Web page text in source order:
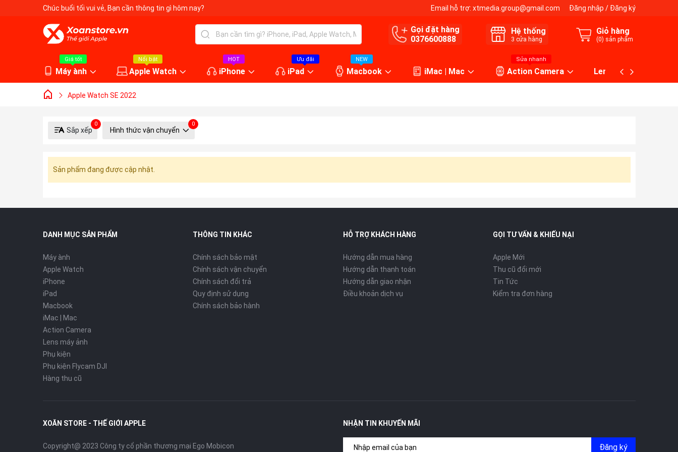
Chúc buổi tối vui vẻ, Bạn cần thông tin gì hôm nay? Email hỗ trợ: xtmedia.group@gmail.com Đăng nhập / Đăng ký
Gọi đặt hàng
0376600888
Hệ thống
3 cửa hàng
Giỏ hàng
(0) sản phẩm
Giá tốt
Máy ành
Nổi bật
Apple Watch
HOT
iPhone
Ưu đãi
iPad
NEW
Macbook iMac | Mac
Sửa nhanh
Action Camera Lens máy ảnh
Apple Watch SE 2022
Sắp xếp
0
Hình thức vận chuyển
0
Sản phẩm đang được cập nhật.
DANH MỤC SẢN PHẨM
Máy ành
Apple Watch
iPhone
iPad
Macbook
iMac | Mac
Action Camera
Lens máy ảnh
Phụ kiện
Phụ kiện Flycam DJI
Hàng thu cũ
THÔNG TIN KHÁC
Chính sách bảo mật
Chính sách vận chuyển
Chính sách đổi trả
Quy định sử dụng
Chính sách bảo hành
HỖ TRỢ KHÁCH HÀNG
Hướng dẫn mua hàng
Hướng dẫn thanh toán
Hướng dẫn giao nhận
Điều khoản dịch vụ
GỌI TƯ VẤN & KHIẾU NẠI
Apple Mới
Thu cũ đổi mới
Tin Tức
Kiểm tra đơn hàng
XOĂN STORE - THẾ GIỚI APPLE
Copyright@ 2023 Công ty cổ phần thương mại Ego Mobicon
NHẬN TIN KHUYẾN MÃI
Đăng ký